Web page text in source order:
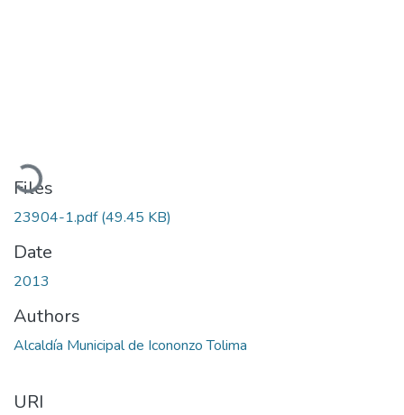
Loading...
Files
23904-1.pdf(49.45 KB)
Date
2013
Authors
Alcaldía Municipal de Icononzo Tolima
URI